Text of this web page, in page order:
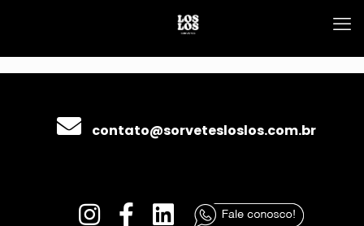
contato@sorvetesloslos.com.br